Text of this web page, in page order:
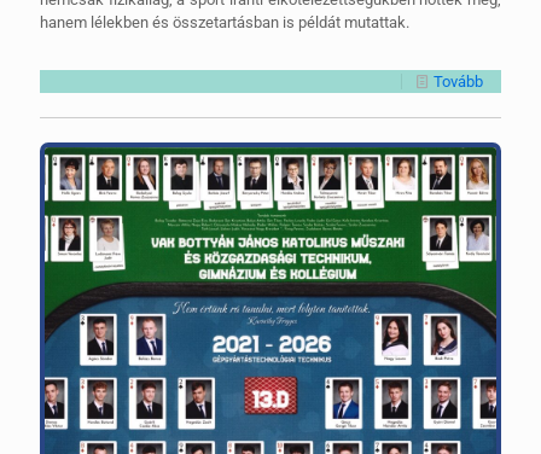
hanem lélekben és összetartásban is példát mutattak.
Tovább